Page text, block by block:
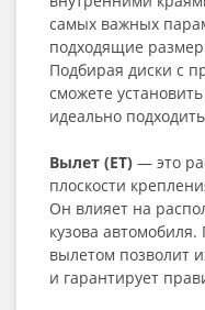
самых важных
подходящие
Подбирая диски с
сможете
идеально
Вылет (ET) — это
плоскости
Он влияет на
кузова
вылетом позволит
и гарантирует